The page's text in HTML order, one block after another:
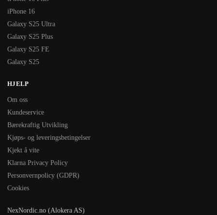
iPhone 16
Galaxy S25 Ultra
Galaxy S25 Plus
Galaxy S25 FE
Galaxy S25
HJELP
Om oss
Kundeservice
Bærekraftig Utvikling
Kjøps- og leveringsbetingelser
Kjekt å vite
Klarna Privacy Policy
Personvernpolicy (GDPR)
Cookies
NexNordic.no (Alokera AS)